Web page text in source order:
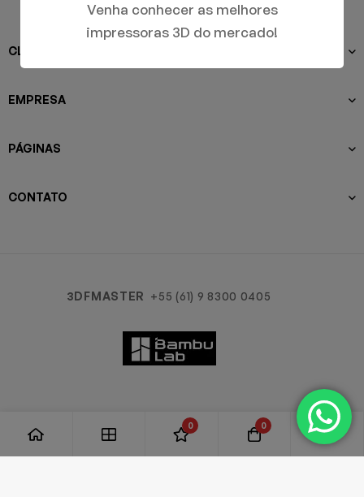
CLIENTES
EMPRESA
PÁGINAS
CONTATO
3DFMASTER +55 (61) 9 8300 0405
Venha conhecer as melhores
impressoras 3D do mercado!
0 0